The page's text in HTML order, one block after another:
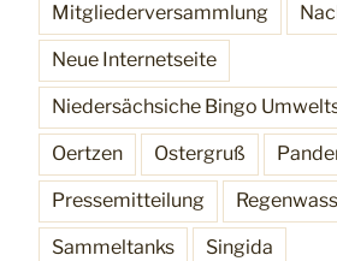
Mitgliederversammlung
Neue Internetseite
Niedersächsiche Bingo
Oertzen Ostergruß
Pressemitteilung
Sammeltanks Singida